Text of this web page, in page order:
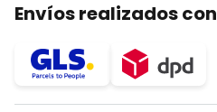
Envíos realizados con